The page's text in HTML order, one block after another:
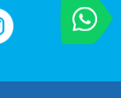
VOCÊ
Entre em